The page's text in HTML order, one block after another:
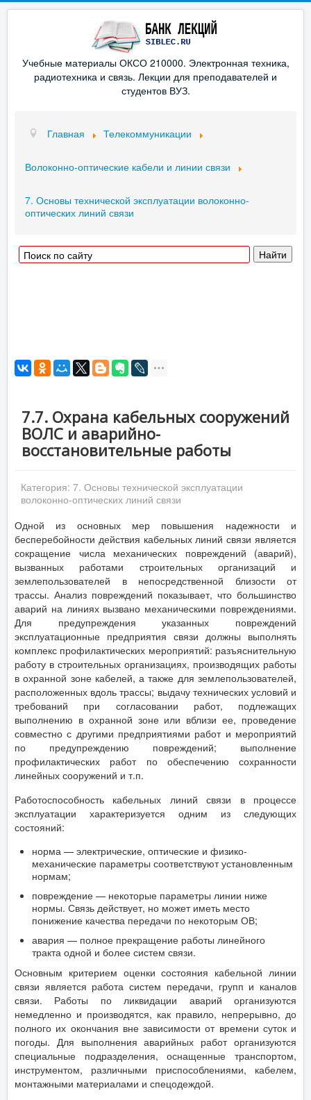
Учебные материалы ОКСО 210000. Электронная техника,
радиотехника и связь. Лекции для преподавателей и
студентов ВУЗ.
Главная Телекоммуникации
Волоконно-оптические кабели и линии связи
7. Основы технической эксплуатации волоконно-
оптических линий связи
7.7. Охрана кабельных сооружений
ВОЛС и аварийно-
восстановительные работы
Категория: 7. Основы технической эксплуатации
волоконно-оптических линий связи
Одной из основных мер повышения надежности и
бесперебойности действия кабельных линий связи является
сокращение числа механических повреждений (аварий),
вызванных работами строительных организаций и
землепользователей в непосредственной близости от
трассы. Анализ повреждений показывает, что большинство
аварий на линиях вызвано механическими повреждениями.
Для предупреждения указанных повреждений
эксплуатационные предприятия связи должны выполнять
комплекс профилактических мероприятий: разъяснительную
работу в строительных организациях, производящих работы
в охранной зоне кабелей, а также для землепользователей,
расположенных вдоль трассы; выдачу технических условий и
требований при согласовании работ, подлежащих
выполнению в охранной зоне или вблизи ее, проведение
совместно с другими предприятиями работ и мероприятий
по предупреждению повреждений; выполнение
профилактических работ по обеспечению сохранности
линейных сооружений и т.п.
Работоспособность кабельных линий связи в процессе
эксплуатации характеризуется одним из следующих
состояний:
норма — электрические, оптические и физико-
механические параметры соответствуют установленным
нормам;
повреждение — некоторые параметры линии ниже
нормы. Связь действует, но может иметь место
понижение качества передачи по некоторым ОВ;
авария — полное прекращение работы линейного
тракта одной и более систем связи.
Основным критерием оценки состояния кабельной линии
связи является работа систем передачи, групп и каналов
связи. Работы по ликвидации аварий организуются
немедленно и производятся, как правило, непрерывно, до
полного их окончания вне зависимости от времени суток и
погоды. Для выполнения аварийных работ организуются
специальные подразделения, оснащенные транспортом,
инструментом, различными приспособлениями, кабелем,
монтажными материалами и спецодеждой.